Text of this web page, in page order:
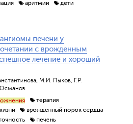
аритмии
дети
печени у
с врожденным
лечение и хороший
М.И. Пыков, Г.Р.
терапия
врожденный порок сердца
печень